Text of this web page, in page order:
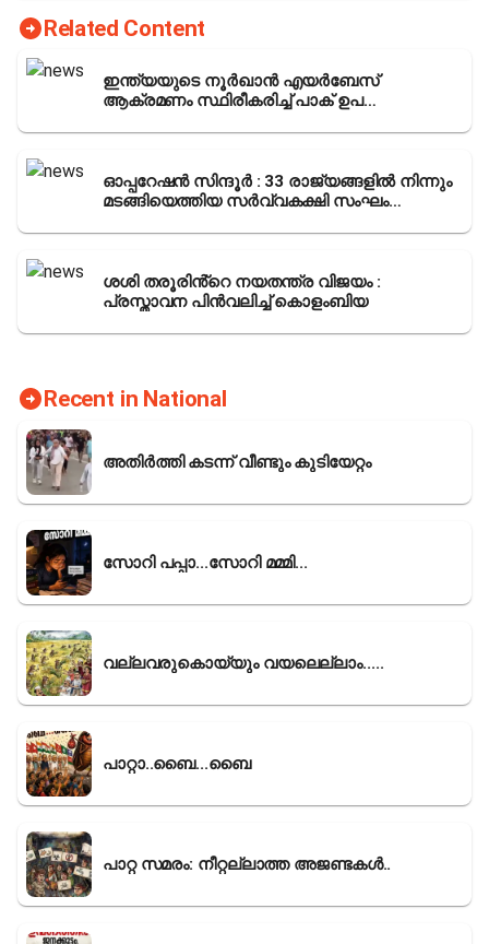
Related Content
ഇന്ത്യയുടെ നൂർഖാൻ എയർബേസ്
ആക്രമണം സ്ഥിരീകരിച്ച് പാക് ഉപ
കോൺഗ്രസ്
ഓപ്പറേഷൻ സിന്ദൂർ : 33 രാജ്യങ്ങളിൽ നിന്നും
മടങ്ങിയെത്തിയ സർവ്വകക്ഷി സംഘം
ശശി തരൂരിൻ്റെ നയതന്ത്ര വിജയം :
പ്രസ്താവന പിൻവലിച്ച് കൊളംബിയ
Recent in National
അതിർത്തി കടന്ന് വീണ്ടും കുടിയേറ്റം
സോറി പപ്പാ...സോറി മമ്മി...
വല്ലവരുകൊയ്യും വയലെല്ലാം.....
പാറ്റാ..ബൈ...ബൈ
പാറ്റ സമരം: നീറ്റല്ലാത്ത അജണ്ടകൾ..